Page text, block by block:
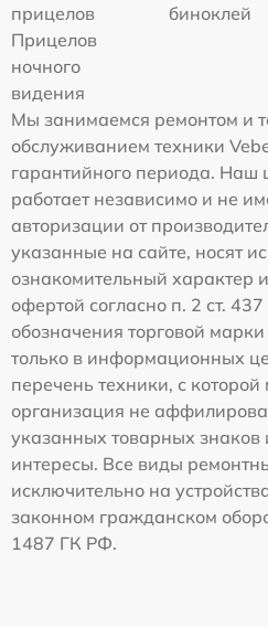
прицелов
биноклей
Прицелов
ночного
видения
Мы занимаемся ремонтом и
обслуживанием техники
гарантийного периода. Наш
работает независимо и не
авторизации от
указанные на сайте, носят
ознакомительный характер
офертой согласно п. 2 ст.
обозначения торговой
только в информационных
перечень техники, с
организация не
указанных товарных знаков
интересы. Все виды
исключительно на
законном гражданском
1487 ГК РФ.